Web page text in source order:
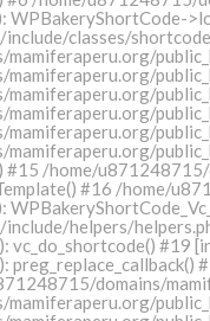
WPBakeryShortCode-
classes/
#15 /home/
#16 /home/
helpers/
vc_do_shortcode()
domains/